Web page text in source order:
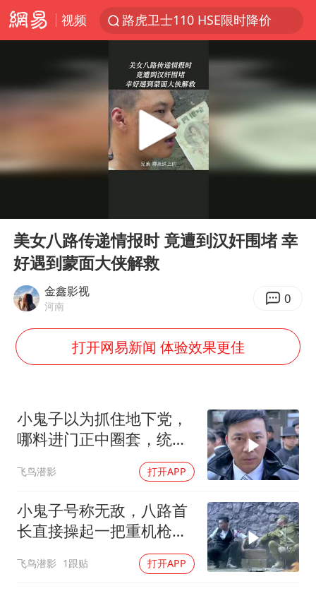
视频
路虎卫士110 HSE限时降价
上海鼓励居家办公
多地银行上调存款利率
朱一龙的鼻子怎么了
费大厨口号更改 不再宣传小炒肉大王
周星驰妈妈现身香港首映礼
上海地铁4条线路全线停运
56岁刘奕君跟13岁女儿合跳
三预警齐发 11个省份有大到暴雨
梅婷12岁女儿百花奖发言
从科技创新看开局起步的时与势
Play
美女八路传递情报时 竟遭到汉奸围堵 幸
好遇到蒙面大侠解救
金鑫影视
河南 0
打开网易新闻 体验效果更佳
小鬼子以为抓住地下党，
哪料进门正中圈套，统统
飞鸟潜影 打开APP
小鬼子号称无敌，八路首
长直接操起一把重机枪，
飞鸟潜影 1跟贴 打开APP